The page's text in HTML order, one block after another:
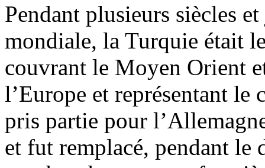
Pendant plusieurs siècles
mondiale, la Turquie était
couvrant le Moyen Orient
l’Europe et représentant
pris partie pour
et fut remplacé, pendant